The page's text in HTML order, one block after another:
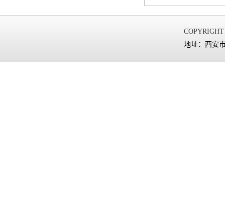
地址：西安